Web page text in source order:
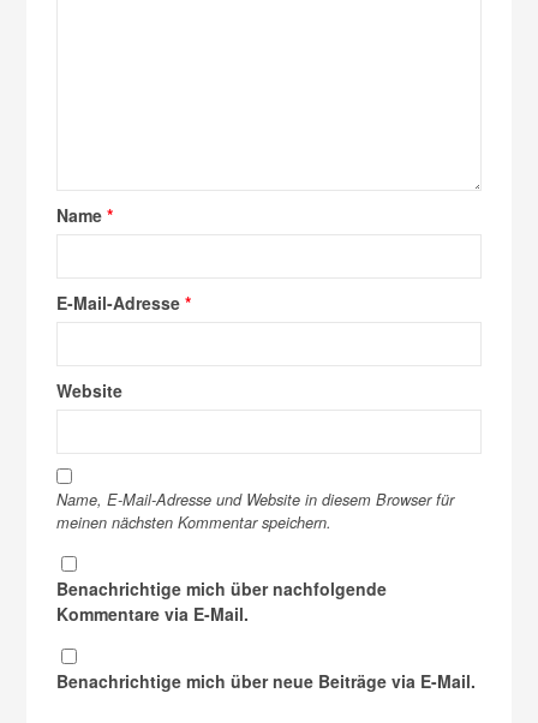
Name*
E-Mail-Adresse*
Website
Name, E-Mail-Adresse und Website in diesem Browser für
meinen nächsten Kommentar speichern.
Benachrichtige mich über nachfolgende
Kommentare via E-Mail.
Benachrichtige mich über neue Beiträge via E-Mail.